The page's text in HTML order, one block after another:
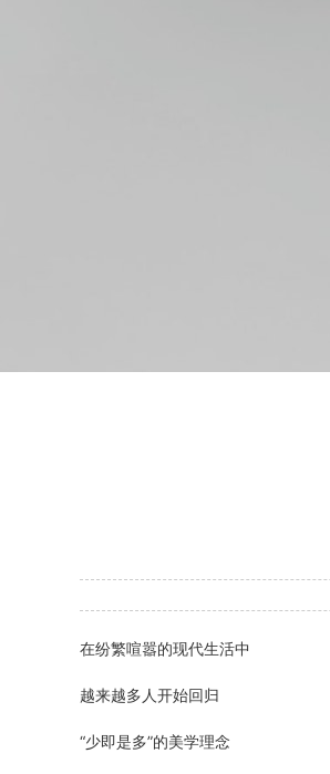
在纷繁喧嚣的现代生活中
越来越多人开始回归
“少即是多”的美学理念